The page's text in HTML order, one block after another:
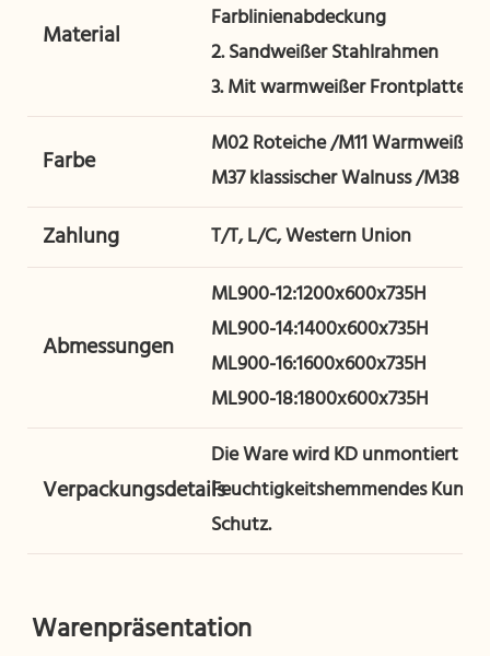
Material
Farblinienabdeckung
2. Sandweißer Stahlrahmen
3. Mit warmweißer Frontplatte
Farbe
M02 Roteiche /M11 Warmweiß
M37 klassischer Walnuss /M38
Zahlung T/T, L/C, Western Union
Abmessungen
ML900-12:1200x600x735H
ML900-14:1400x600x735H
ML900-16:1600x600x735H
ML900-18:1800x600x735H
Verpackungsdetails
Die Ware wird KD unmontiert
Feuchtigkeitshemmendes
Schutz.